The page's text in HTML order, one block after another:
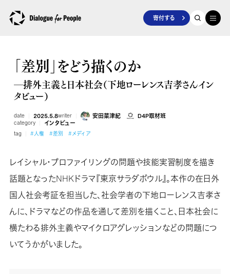
寄付する
「差別」をどう描くのか
―排外主義と日本社会（下地ローレンス吉孝さんイン
タビュー）
date 2025.5.8writer 安田菜津紀 D4P取材班
category インタビュー
tag #人権 #差別 #メディア
レイシャル・プロファイリングの問題や技能実習制度を描き
話題となったNHKドラマ『東京サラダボウル』。本作の在日外
国人社会考証を担当した、社会学者の下地ローレンス吉孝さ
んに、ドラマなどの作品を通して差別を描くこと、日本社会に
横たわる排外主義やマイクロアグレッションなどの問題につ
いてうかがいました。